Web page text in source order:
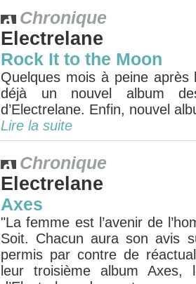
Chronique
Electrelane
Rock It to the Moon
Quelques mois à peine après
déjà un nouvel album
d’Electrelane. Enfin, nouvel
Lire la suite
Chronique
Electrelane
Axes
"La femme est l’avenir de
Soit. Chacun aura son avis
permis par contre de
leur troisième album Axes,